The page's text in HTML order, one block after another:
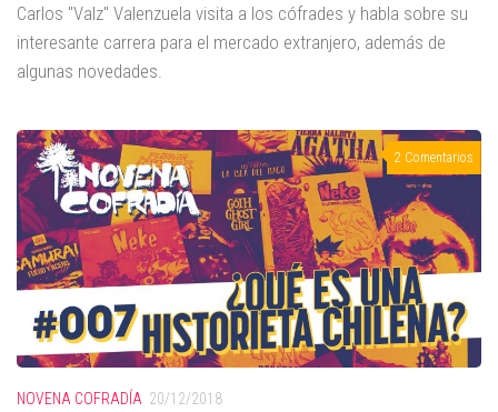
Carlos "Valz" Valenzuela visita a los cófrades y habla sobre su
interesante carrera para el mercado extranjero, además de
algunas novedades.
2 Comentarios
NOVENA COFRADÍA 20/12/2018